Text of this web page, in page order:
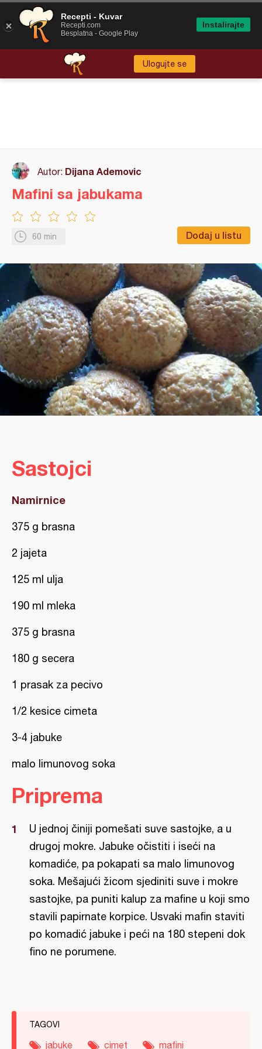
Ulogujte se
Autor: Dijana Ademovic
60 min Dodaj u listu
Mafini sa jabukama
Sastojci
Namirnice
375 g brasna
2 jajeta
125 ml ulja
190 ml mleka
375 g brasna
180 g secera
1 prasak za pecivo
1/2 kesice cimeta
3-4 jabuke
malo limunovog soka
Priprema
U jednoj činiji pomešati suve sastojke, a u
drugoj mokre. Jabuke očistiti i iseći na
komadiće, pa pokapati sa malo limunovog
soka. Mešajući žicom sjediniti suve i mokre
sastojke, pa puniti kalup za mafine u koji smo
stavili papirnate korpice. Usvaki mafin staviti
po komadić jabuke i peći na 180 stepeni dok
fino ne porumene.
TAGOVI
jabuke cimet mafini
Recepti - Kuvar
Recepti.com
Besplatna - Google Play
Instalirajte